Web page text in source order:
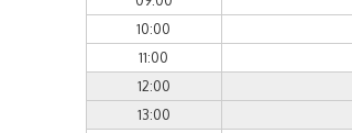
10:00
11:00
12:00
13:00